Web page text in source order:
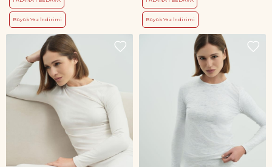
Büyük Yaz İndirimi Büyük Yaz İndirimi